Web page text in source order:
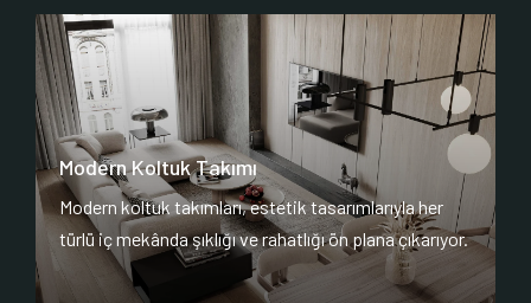
Modern Koltuk Takımı
Modern koltuk takımları, estetik tasarımlarıyla her
türlü iç mekânda şıklığı ve rahatlığı ön plana çıkarıyor.